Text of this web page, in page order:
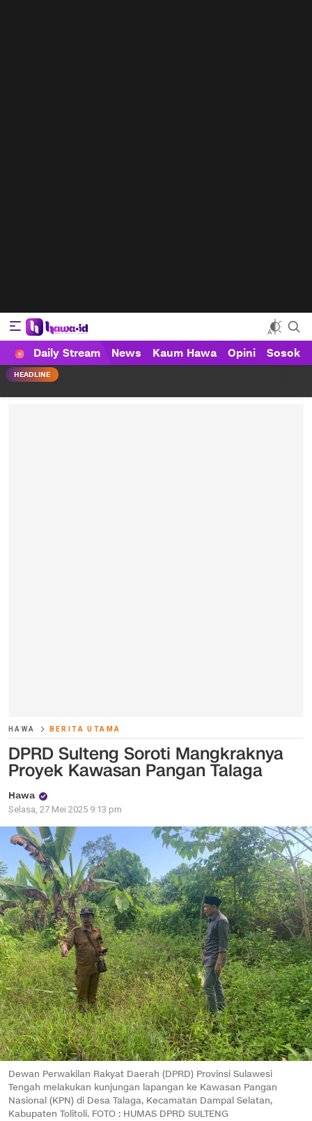
HAWA
Haluan Wanita Indonesia
Daily Stream News Kaum Hawa Opini Sosok
HEADLINE
HAWA BERITA UTAMA
DPRD Sulteng Soroti Mangkraknya
Proyek Kawasan Pangan Talaga
Hawa
Selasa, 27 Mei 2025 9:13 pm
Dewan Perwakilan Rakyat Daerah (DPRD) Provinsi Sulawesi
Tengah melakukan kunjungan lapangan ke Kawasan Pangan
Nasional (KPN) di Desa Talaga, Kecamatan Dampal Selatan,
Kabupaten Tolitoli. FOTO : HUMAS DPRD SULTENG